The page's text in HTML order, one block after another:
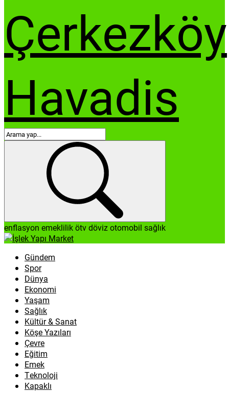
enflasyon emeklilikötvdövizotomobil sağlık
Gündem
Spor
Dünya
Ekonomi
Yaşam
Sağlık
Kültür & Sanat
Köşe Yazıları
Çevre
Eğitim
Emek
Teknoloji
Kapaklı